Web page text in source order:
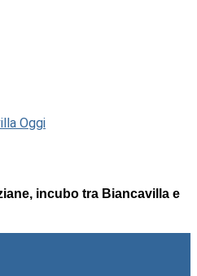
incubo tra Biancavilla e